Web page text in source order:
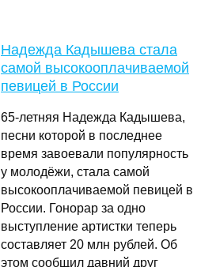
Надежда Кадышева стала
самой высокооплачиваемой
певицей в России
65-летняя Надежда Кадышева,
песни которой в последнее
время завоевали популярность
у молодёжи, стала самой
высокооплачиваемой певицей в
России. Гонорар за одно
выступление артистки теперь
составляет 20 млн рублей. Об
этом сообщил давний друг